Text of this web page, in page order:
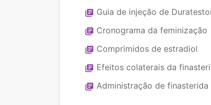
library_books Guia de injeção de
library_books Cronograma da feminização
library_books Comprimidos de estradiol
library_books Efeitos colaterais da
library_books Administração de finasterida